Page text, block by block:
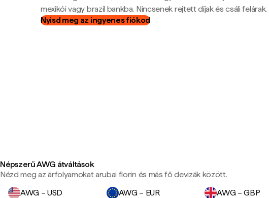
mexikói vagy brazil bankba. Nincsenek rejtett díjak és csáli felárak.
Nyisd meg az ingyenes fiókod
Népszerű AWG átváltások
Nézd meg az árfolyamokat arubai florin és más fő devizák között.
AWG – USD
AWG – EUR AWG – GBP